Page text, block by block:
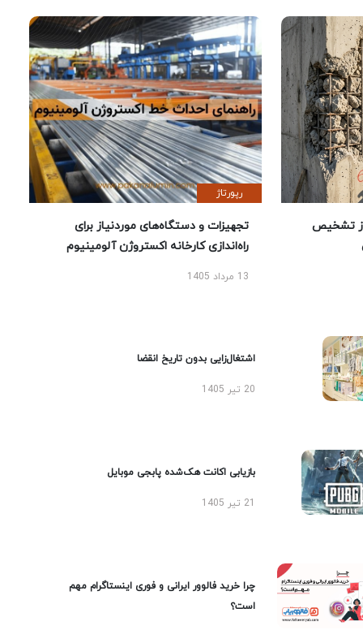
تشخیص
رپورتاژ
تجهیزات و دستگاه‌های موردنیاز برای
راه‌اندازی کارخانه اکستروژن آلومینیوم
13 مرداد 1405
اشتغال‌زایی بدون تاریخ انقضا
20 تیر 1405
بازیابی اکانت هک‌شده پابجی موبایل
چرا خرید فالوور ایرانی و فوری اینستاگرام مهم
است؟